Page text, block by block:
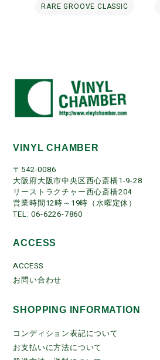
RARE GROOVE CLASSIC
VINYL CHAMBER
〒542-0086
大阪府大阪市中央区西心斎橋1-9-28
リーストラクチャー西心斎橋204
営業時間12時～19時（水曜定休）
TEL: 06-6226-7860
ACCESS
ACCESS
お問い合わせ
SHOPPING INFORMATION
コンディション表記について
お支払いに方法について